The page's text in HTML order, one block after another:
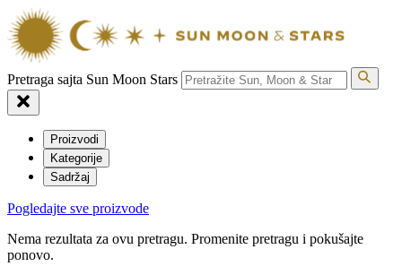
Pretraga sajta Sun Moon Stars
Proizvodi
Kategorije
Sadržaj
Pogledajte sve proizvode
Nema rezultata za ovu pretragu. Promenite pretragu i pokušajte
ponovo.